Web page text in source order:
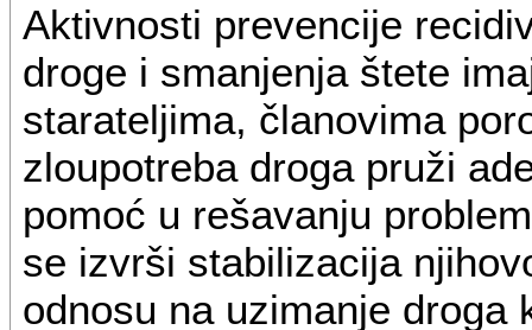
Aktivnosti prevencije
droge i smanjenja štete
starateljima, članovima
zloupotreba droga pruži
pomoć u rešavanju
se izvrši stabilizacija
odnosu na uzimanje